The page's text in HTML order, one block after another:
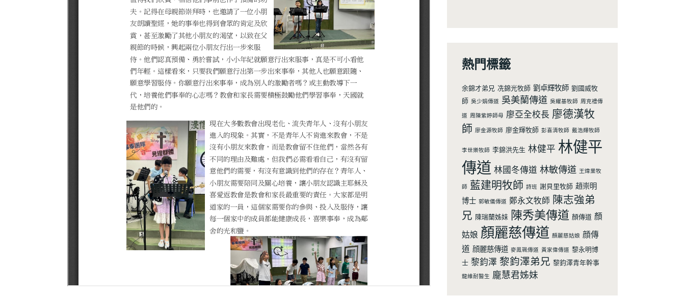
熱門標籤
余錦才弟兄 冼錦光牧師 劉卓輝牧師 劉國威牧
師 吳少娟傳道 吳美蘭傳道 吳耀基牧師 周克禮傳
道 周陳紫婷師母 廖亞全校長 廖德漢牧
師 廖金源牧師 廖金輝牧師 彭喜清牧師 戴浩輝牧師
李世樂牧師 李錦洪先生 林健平 林健平
傳道 林國冬傳道 林敏傳道 王煒業牧
師 藍建明牧師 詩班 謝貝里牧師 趙崇明
博士 郭敏儀傳道 鄭永文牧師 陳志強弟
兄 陳瑞蘭姊妹 陳秀美傳道 顏傳道 顏
姑娘 顏麗慈傳道 顏麗慈姑娘 顔傳
道 顔麗慈傳道 麥鳯珮傳道 黃家偉傳道 黎永明博
士 黎鈞澤 黎鈞澤弟兄 黎鈞澤青年幹事
龍維耐醫生 龐慧君姊妹